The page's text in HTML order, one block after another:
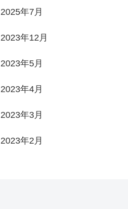
2025年7月
2023年12月
2023年5月
2023年4月
2023年3月
2023年2月